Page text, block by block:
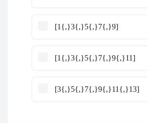
[1{,}3{,}5{,}7{,}9]
[1{,}3{,}5{,}7{,}9{,}11]
[3{,}5{,}7{,}9{,}11{,}13]